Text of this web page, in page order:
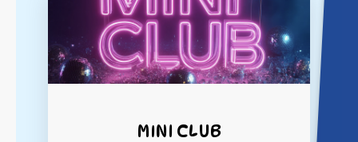
MINI CLUB